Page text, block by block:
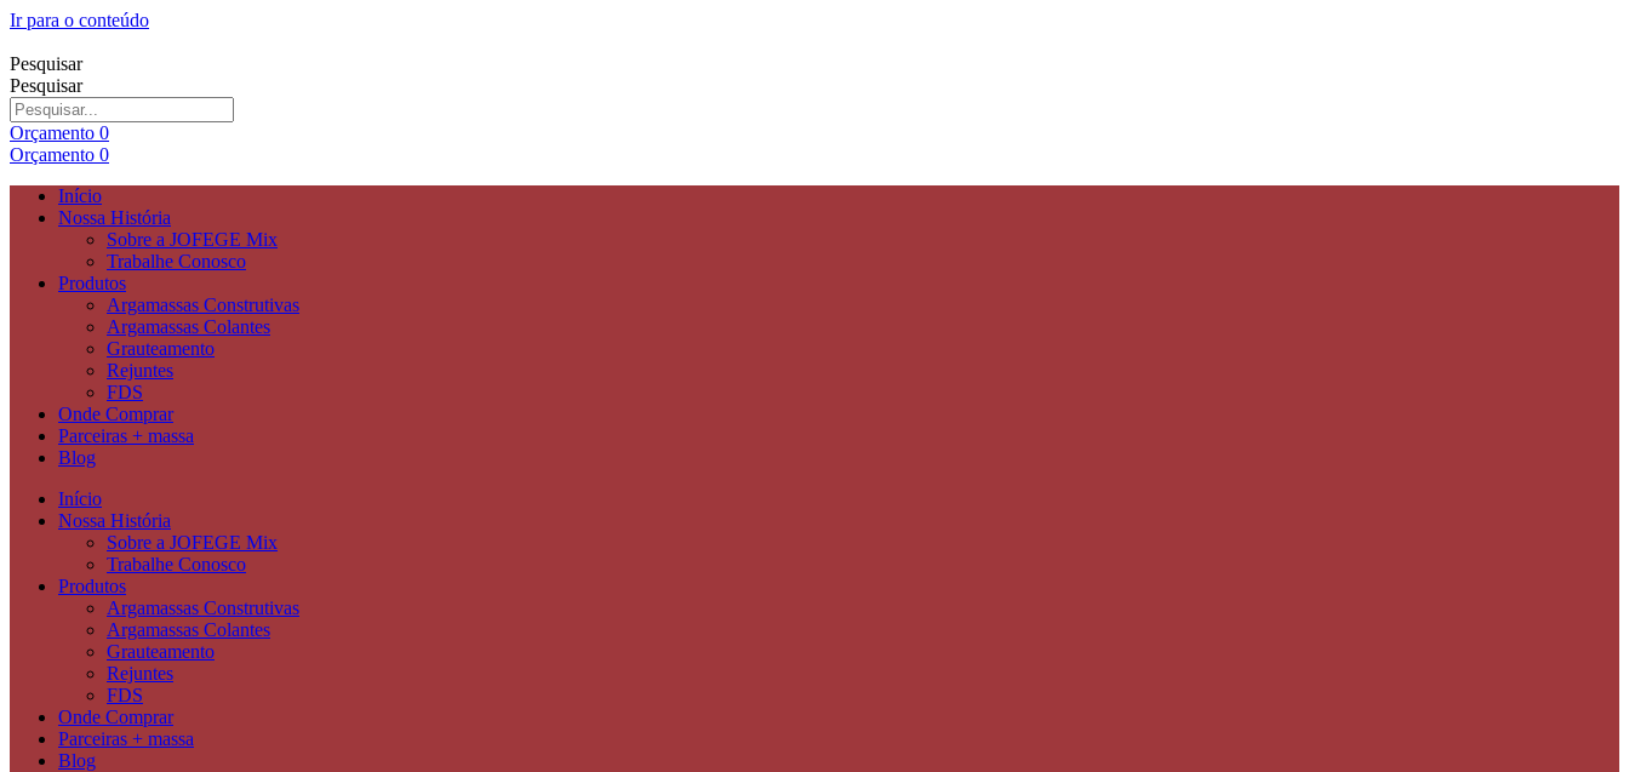
Ir para o conteúdo
Pesquisar
Pesquisar
Orçamento 0
Orçamento 0
Início
Nossa História
Sobre a JOFEGE Mix
Trabalhe Conosco
Produtos
Argamassas Construtivas
Argamassas Colantes
Grauteamento
Rejuntes
FDS
Onde Comprar
Parceiras + massa
Blog
Início
Nossa História
Sobre a JOFEGE Mix
Trabalhe Conosco
Produtos
Argamassas Construtivas
Argamassas Colantes
Grauteamento
Rejuntes
FDS
Onde Comprar
Parceiras + massa
Blog